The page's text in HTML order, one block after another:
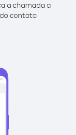
a chamada a
contato